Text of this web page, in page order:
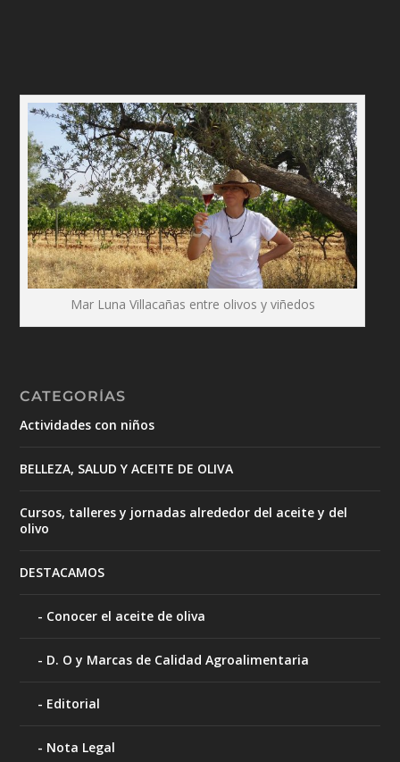
Mar Luna Villacañas entre olivos y viñedos
CATEGORÍAS
Actividades con niños
BELLEZA, SALUD Y ACEITE DE OLIVA
Cursos, talleres y jornadas alrededor del aceite y del
olivo
DESTACAMOS
Conocer el aceite de oliva
D. O y Marcas de Calidad Agroalimentaria
Editorial
Nota Legal